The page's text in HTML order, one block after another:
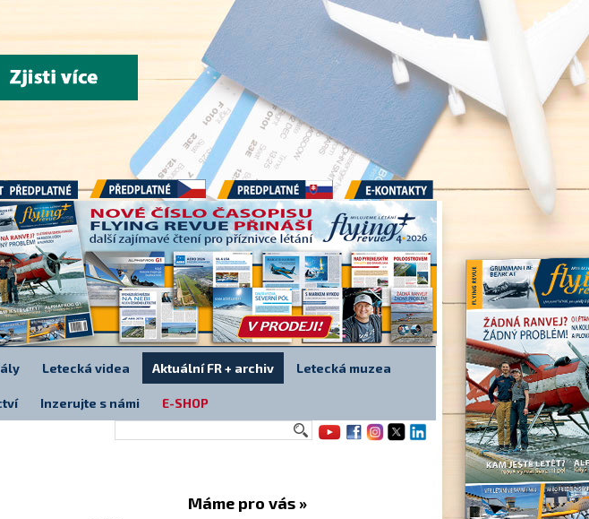
Máme pro vás »
Předplatné Předplatné E-kontakty
Letecká videa Aktuální FR + archiv Letecká muzea
Inzerujte s námi E-SHOP